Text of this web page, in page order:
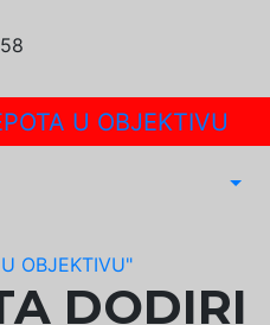
OBJEKTIVU"
DODIRI